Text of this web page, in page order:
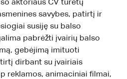
aktoriaus CV turėtų
savybes, patirtį ir
susiję su balso
pabrėžti įvairių balso
gebėjimą imituoti
dirbant su įvairiais
reklamos, animaciniai filmai,